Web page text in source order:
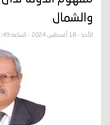
والشمال
الأحد - 18 أغسطس 2024 - الساعة 11:49 م